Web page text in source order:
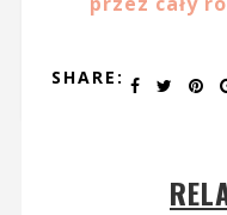
SHARE: